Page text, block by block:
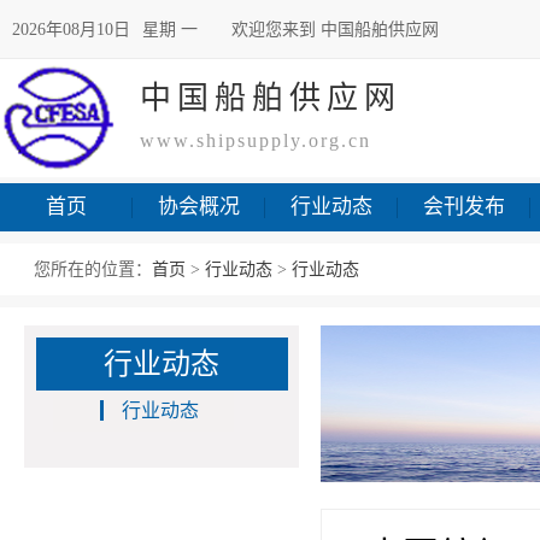
2026年08月10日 星期 一 欢迎您来到 中国船舶供应网
中国船舶供应网
www.shipsupply.org.cn
首页 协会概况 行业动态 会刊发布
您所在的位置： 首页 > 行业动态 > 行业动态
行业动态
行业动态